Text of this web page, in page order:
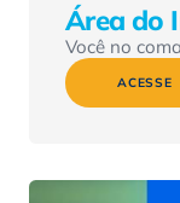
Área do
Você no
ACESSE